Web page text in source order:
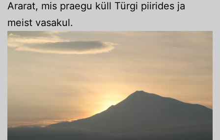
Ararat, mis praegu küll Türgi piirides ja
meist vasakul.